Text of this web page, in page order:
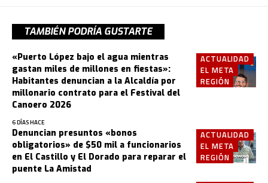
TAMBIÉN PODRÍA GUSTARTE
ACTUALIDAD
EL META
REGIÓN
«Puerto López bajo el agua mientras
gastan miles de millones en fiestas»:
Habitantes denuncian a la Alcaldía por
millonario contrato para el Festival del
Canoero 2026
6 DÍAS HACE
ACTUALIDAD
EL META
REGIÓN
Denuncian presuntos «bonos
obligatorios» de $50 mil a funcionarios
en El Castillo y El Dorado para reparar el
puente La Amistad